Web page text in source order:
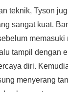
teknik, Tyson
sangat kuat.
memasuki
tampil dengan
diri.
menyerang